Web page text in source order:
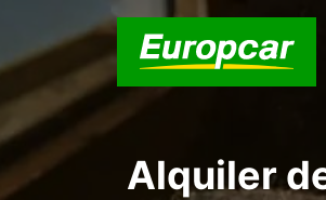
Alquiler